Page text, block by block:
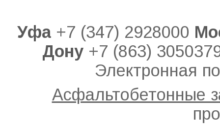
Уфа +7 (347) 2928000
Дону +7 (863)
Электронная
Асфальтобетонные